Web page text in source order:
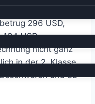
wurden fündig.
296 USD,
USD
nicht ganz
in der 2. Klasse
und ab